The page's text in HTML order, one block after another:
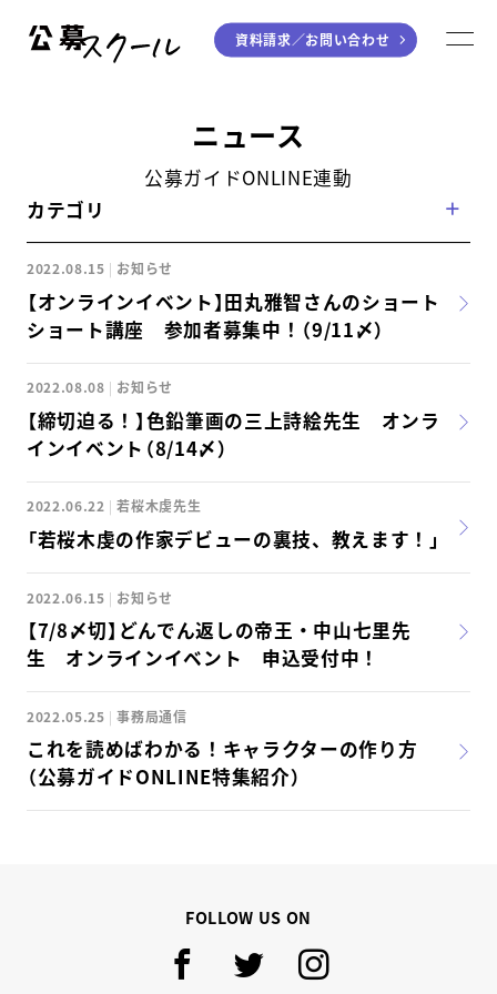
ジャンルから探す
エッセイ
童話
ライティング
川柳・短歌・俳句
アート・絵本
学び方から探す
デジタル講座
入門・実践講座
個別指南講座
スクールマガジン
コンセプト
受講の流れ
ニュース
資料請求／お問い合わせ
資料請求／お問い合わせ
オンライン課題提出
ニュース
公募ガイドONLINE連動
カテゴリ
2022.08.15 お知らせ
【オンラインイベント】田丸雅智さんのショート
ショート講座 参加者募集中！（9/11〆）
2022.08.08 お知らせ
【締切迫る！】色鉛筆画の三上詩絵先生 オンラ
インイベント（8/14〆）
2022.06.22 若桜木虔先生
「若桜木虔の作家デビューの裏技、教えます！」
2022.06.15 お知らせ
【7/8〆切】どんでん返しの帝王・中山七里先
生 オンラインイベント 申込受付中！
2022.05.25 事務局通信
これを読めばわかる！キャラクターの作り方
（公募ガイドONLINE特集紹介）
FOLLOW US ON